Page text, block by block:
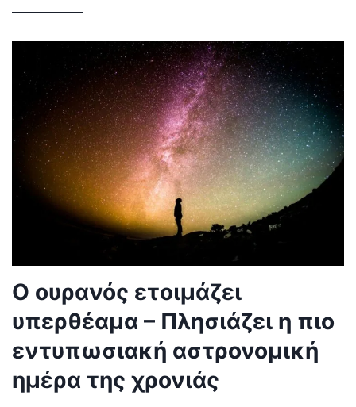
Ο ουρανός ετοιμάζει
υπερθέαμα – Πλησιάζει η πιο
εντυπωσιακή αστρονομική
ημέρα της χρονιάς